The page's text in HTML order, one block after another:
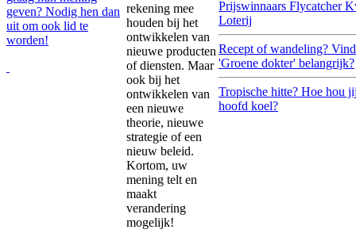
geven? Nodig hen dan
uit om ook lid te
worden!
rekening mee
houden bij het
ontwikkelen van
nieuwe producten
of diensten. Maar
ook bij het
ontwikkelen van
een nieuwe
theorie, nieuwe
strategie of een
nieuw beleid.
Kortom, uw
mening telt en
maakt
verandering
mogelijk!
Prijswinnaars Flycatcher
Loterij
Recept of wandeling?
'Groene dokter' belangrijk?
Tropische hitte? Hoe hou
hoofd koel?